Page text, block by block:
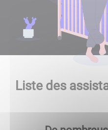
Liste des